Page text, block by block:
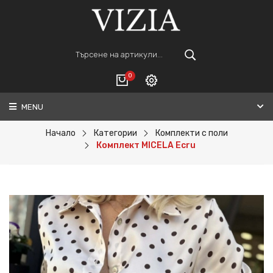
0
ВАШАТА КОЛИЧКА Е ПРАЗНА.
ПОРЪЧАЙ
Регистрация
MENU
Начало Категории
Комплекти с поли
Комплект MICELA Ecru